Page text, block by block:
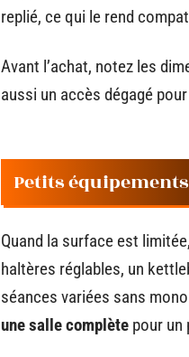
replié, ce qui le rend
Avant l’achat, notez les
aussi un accès dégagé
Petits
Quand la surface est
haltères réglables, un
séances variées sans
une salle complète pour